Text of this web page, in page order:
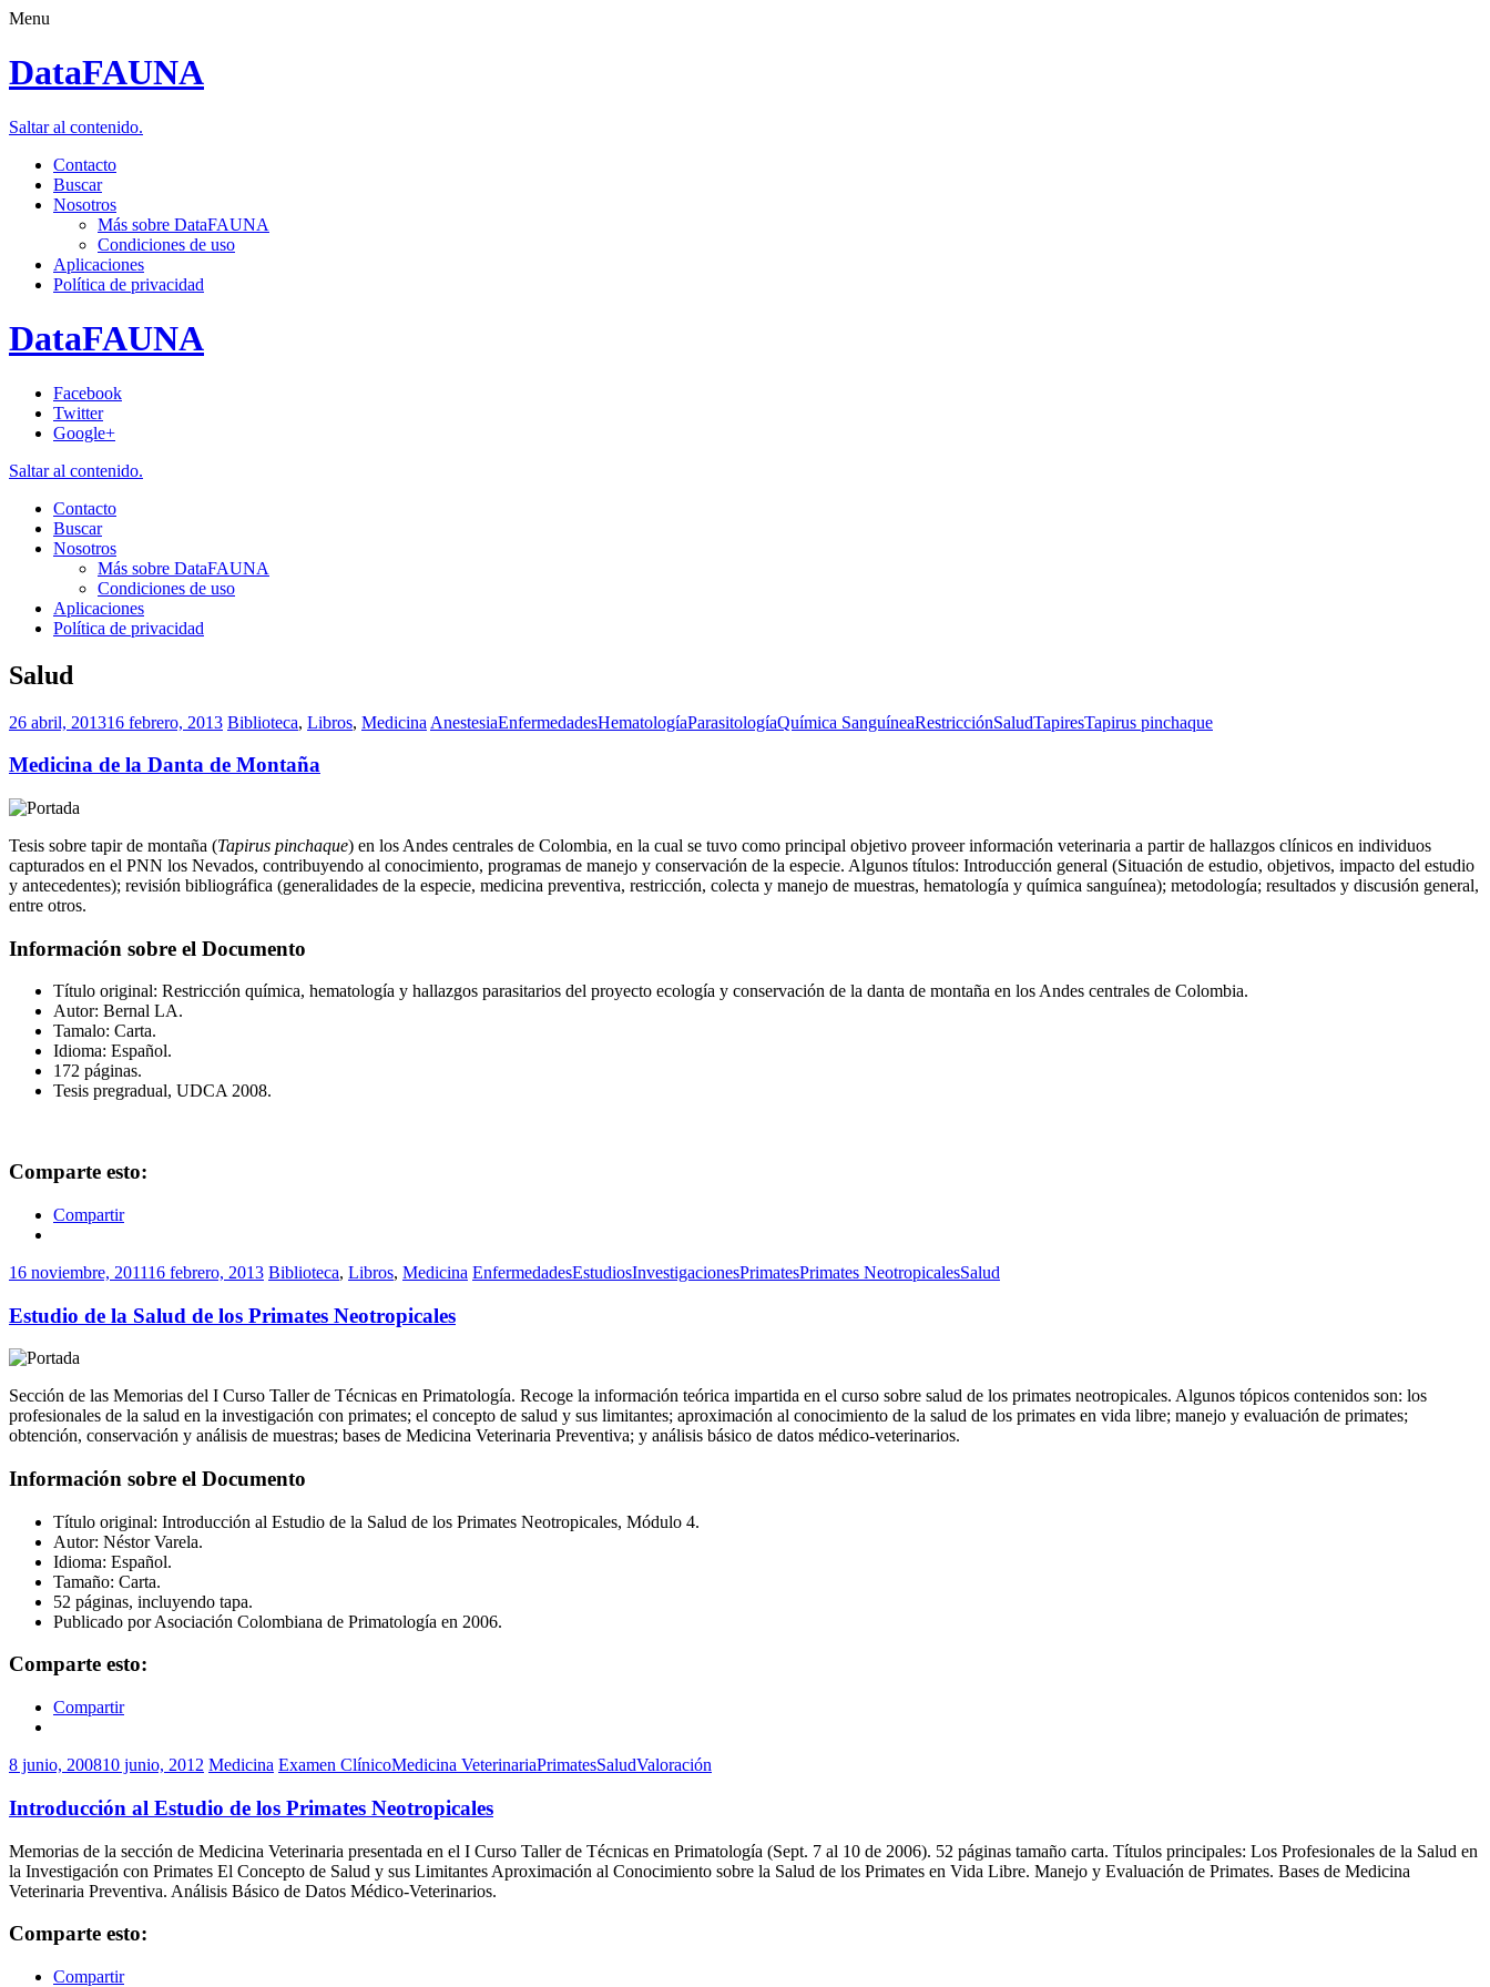
Menu
DataFAUNA
Saltar al contenido.
Contacto
Buscar
Nosotros
Más sobre DataFAUNA
Condiciones de uso
Aplicaciones
Política de privacidad
DataFAUNA
Facebook
Twitter
Google+
Saltar al contenido.
Contacto
Buscar
Nosotros
Más sobre DataFAUNA
Condiciones de uso
Aplicaciones
Política de privacidad
Salud
26 abril, 201316 febrero, 2013 Biblioteca, Libros, Medicina AnestesiaEnfermedadesHematologíaParasitologíaQuímica SanguíneaRestricciónSaludTapiresTapirus pinchaque
Medicina de la Danta de Montaña
Tesis sobre tapir de montaña (Tapirus pinchaque) en los Andes centrales de Colombia, en la cual se tuvo como principal objetivo proveer información veterinaria a partir de hallazgos clínicos en individuos
capturados en el PNN los Nevados, contribuyendo al conocimiento, programas de manejo y conservación de la especie. Algunos títulos: Introducción general (Situación de estudio, objetivos, impacto del estudio
y antecedentes); revisión bibliográfica (generalidades de la especie, medicina preventiva, restricción, colecta y manejo de muestras, hematología y química sanguínea); metodología; resultados y discusión general,
entre otros.
Información sobre el Documento
Título original: Restricción química, hematología y hallazgos parasitarios del proyecto ecología y conservación de la danta de montaña en los Andes centrales de Colombia.
Autor: Bernal LA.
Tamalo: Carta.
Idioma: Español.
172 páginas.
Tesis pregradual, UDCA 2008.
Comparte esto:
Compartir
16 noviembre, 201116 febrero, 2013 Biblioteca, Libros, Medicina EnfermedadesEstudiosInvestigacionesPrimatesPrimates NeotropicalesSalud
Estudio de la Salud de los Primates Neotropicales
Sección de las Memorias del I Curso Taller de Técnicas en Primatología. Recoge la información teórica impartida en el curso sobre salud de los primates neotropicales. Algunos tópicos contenidos son: los
profesionales de la salud en la investigación con primates; el concepto de salud y sus limitantes; aproximación al conocimiento de la salud de los primates en vida libre; manejo y evaluación de primates;
obtención, conservación y análisis de muestras; bases de Medicina Veterinaria Preventiva; y análisis básico de datos médico-veterinarios.
Información sobre el Documento
Título original: Introducción al Estudio de la Salud de los Primates Neotropicales, Módulo 4.
Autor: Néstor Varela.
Idioma: Español.
Tamaño: Carta.
52 páginas, incluyendo tapa.
Publicado por Asociación Colombiana de Primatología en 2006.
Comparte esto:
Compartir
8 junio, 200810 junio, 2012 Medicina Examen ClínicoMedicina VeterinariaPrimatesSaludValoración
Introducción al Estudio de los Primates Neotropicales
Memorias de la sección de Medicina Veterinaria presentada en el I Curso Taller de Técnicas en Primatología (Sept. 7 al 10 de 2006). 52 páginas tamaño carta. Títulos principales: Los Profesionales de la Salud en
la Investigación con Primates El Concepto de Salud y sus Limitantes Aproximación al Conocimiento sobre la Salud de los Primates en Vida Libre. Manejo y Evaluación de Primates. Bases de Medicina
Veterinaria Preventiva. Análisis Básico de Datos Médico-Veterinarios.
Comparte esto:
Compartir